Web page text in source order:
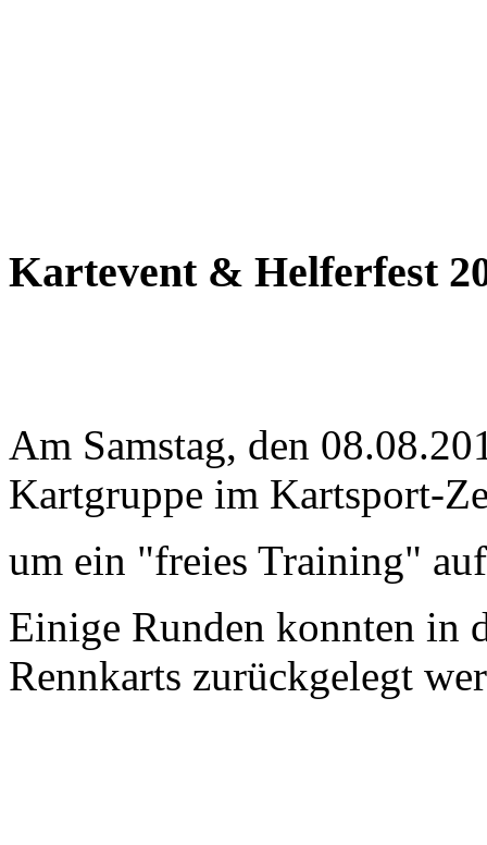
Kartevent & Helferfest
Am Samstag, den
Kartgruppe im Kartsport-
um ein "freies Training"
Einige Runden konnten in
Rennkarts zurückgelegt